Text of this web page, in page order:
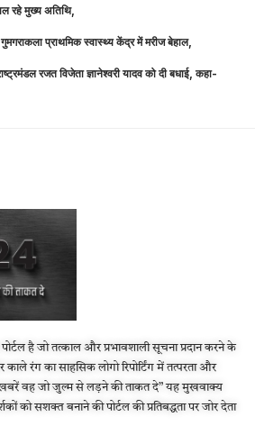
रहे मुख्य अतिथि,
प्राथमिक स्वास्थ्य केंद्र में मरीज बेहाल,
रजत विजेता ज्ञानेश्वरी यादव को दी बधाई, कहा-
है जो तत्काल और प्रभावशाली सूचना प्रदान करने के
रंग का साहसिक लोगो रिपोर्टिंग में तत्परता और
“खबरें वह जो जुल्म से लड़ने की ताकत दे” यह मुखवाक्य
को सशक्त बनाने की पोर्टल की प्रतिबद्धता पर जोर देता